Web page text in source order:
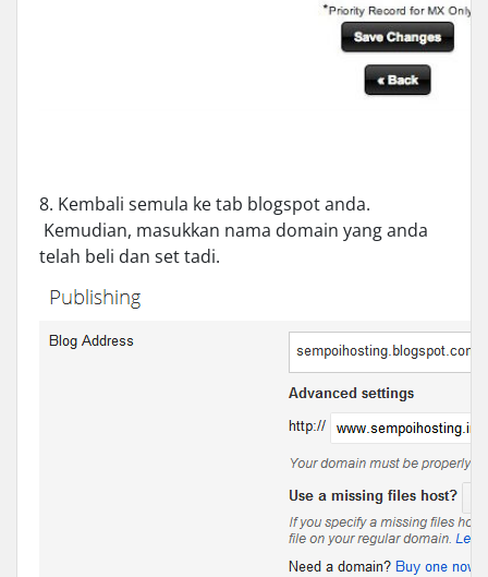
8. Kembali semula ke tab blogspot anda.
Kemudian, masukkan nama domain yang anda
telah beli dan set tadi.